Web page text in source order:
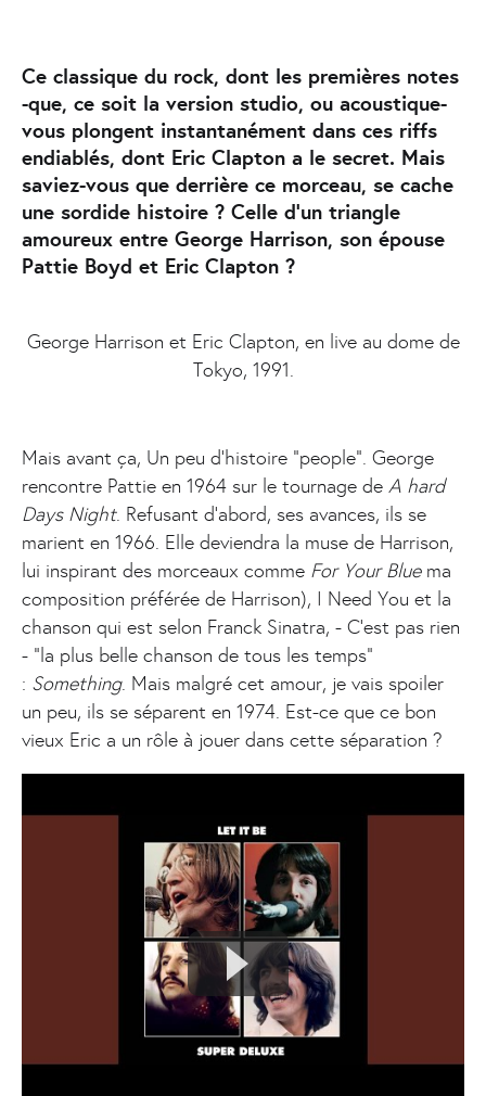
Ce classique du rock, dont les premières notes
-que, ce soit la version studio, ou acoustique-
vous plongent instantanément dans ces riffs
endiablés, dont Eric Clapton a le secret. Mais
saviez-vous que derrière ce morceau, se cache
une sordide histoire ? Celle d’un triangle
amoureux entre George Harrison, son épouse
Pattie Boyd et Eric Clapton ?
George Harrison et Eric Clapton, en live au dome de
Tokyo, 1991.
Mais avant ça, Un peu d’histoire “people”. George
rencontre Pattie en 1964 sur le tournage de A hard
Days Night. Refusant d’abord, ses avances, ils se
marient en 1966. Elle deviendra la muse de Harrison,
lui inspirant des morceaux comme For Your Bluema
composition préférée de Harrison), I Need You et la
chanson qui est selon Franck Sinatra, - C’est pas rien
- “la plus belle chanson de tous les temps”
: Something. Mais malgré cet amour, je vais spoiler
un peu, ils se séparent en 1974. Est-ce que ce bon
vieux Eric a un rôle à jouer dans cette séparation ?